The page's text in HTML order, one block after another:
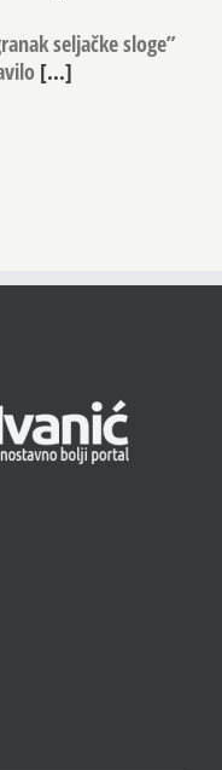
seljačke sloge”
[...]